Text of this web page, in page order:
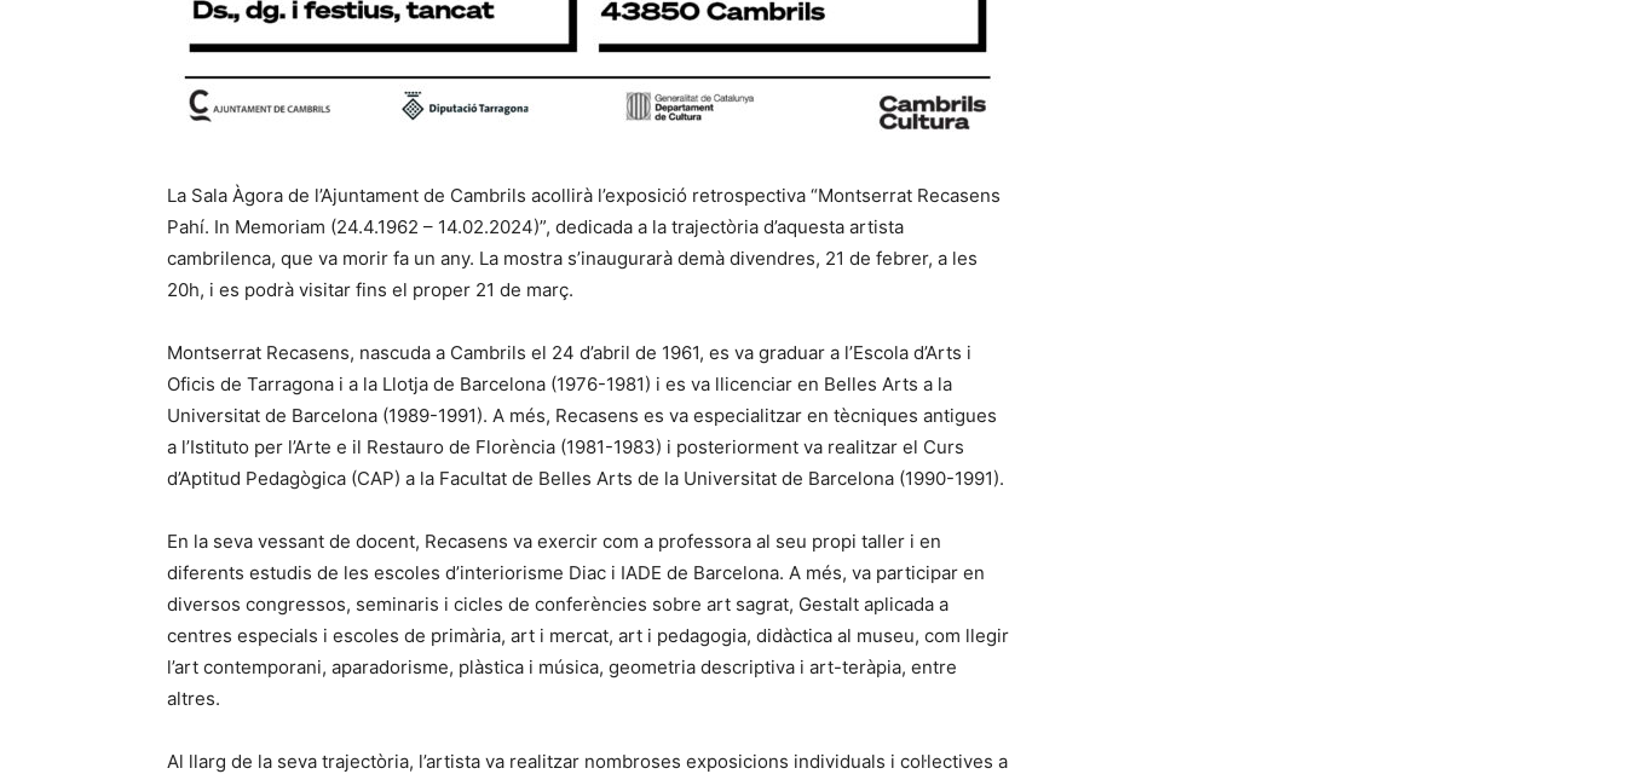
La Sala Àgora de l’Ajuntament de Cambrils acollirà l’exposició retrospectiva “Montserrat Recasens
Pahí. In Memoriam (24.4.1962 – 14.02.2024)”, dedicada a la trajectòria d’aquesta artista
cambrilenca, que va morir fa un any. La mostra s’inaugurarà demà divendres, 21 de febrer, a les
20h, i es podrà visitar fins el proper 21 de març.
Montserrat Recasens, nascuda a Cambrils el 24 d’abril de 1961, es va graduar a l’Escola d’Arts i
Oficis de Tarragona i a la Llotja de Barcelona (1976-1981) i es va llicenciar en Belles Arts a la
Universitat de Barcelona (1989-1991). A més, Recasens es va especialitzar en tècniques antigues
a l’Istituto per l’Arte e il Restauro de Florència (1981-1983) i posteriorment va realitzar el Curs
d’Aptitud Pedagògica (CAP) a la Facultat de Belles Arts de la Universitat de Barcelona (1990-1991).
En la seva vessant de docent, Recasens va exercir com a professora al seu propi taller i en
diferents estudis de les escoles d’interiorisme Diac i IADE de Barcelona. A més, va participar en
diversos congressos, seminaris i cicles de conferències sobre art sagrat, Gestalt aplicada a
centres especials i escoles de primària, art i mercat, art i pedagogia, didàctica al museu, com llegir
l’art contemporani, aparadorisme, plàstica i música, geometria descriptiva i art-teràpia, entre
altres.
Al llarg de la seva trajectòria, l’artista va realitzar nombroses exposicions individuals i col·lectives a